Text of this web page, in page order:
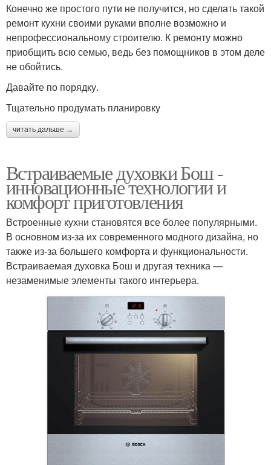
Конечно же простого пути не получится, но сделать такой
ремонт кухни своими руками вполне возможно и
непрофессиональному строителю. К ремонту можно
приобщить всю семью, ведь без помощников в этом деле
не обойтись.
Давайте по порядку.
Тщательно продумать планировку
читать дальше →
Встраиваемые духовки Бош -
инновационные технологии и
комфорт приготовления
Встроенные кухни становятся все более популярными.
В основном из-за их современного модного дизайна, но
также из-за большего комфорта и функциональности.
Встраиваемая духовка Бош и другая техника —
незаменимые элементы такого интерьера.